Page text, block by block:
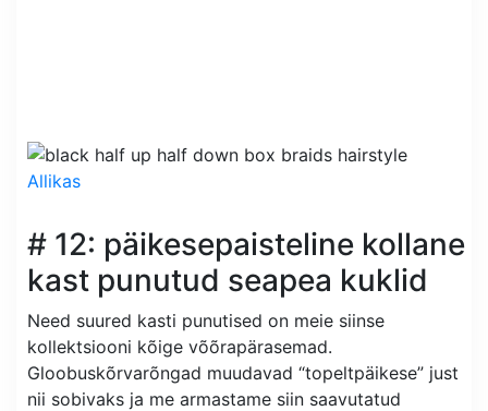
Allikas
# 12: päikesepaisteline kollane
kast punutud seapea kuklid
Need suured kasti punutised on meie siinse
kollektsiooni kõige võõrapärasemad.
Gloobuskõrvarõngad muudavad “topeltpäikese” just
nii sobivaks ja me armastame siin saavutatud